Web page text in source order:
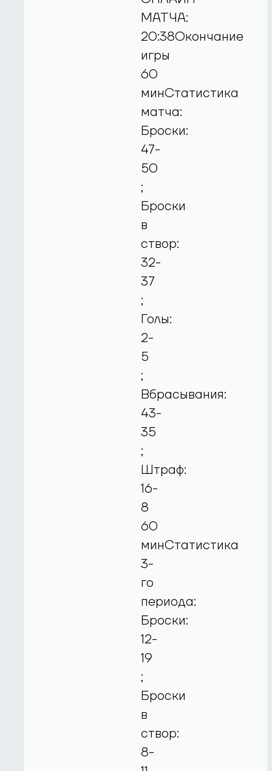
МАТЧА:
20:38Окончание
игры
60
минСтатистика
матча:
Броски:
47-
50
;
Броски
в
створ:
32-
37
;
Голы:
2-
5
;
Вбрасывания:
43-
35
;
Штраф:
16-
8
60
минСтатистика
3-
го
периода:
Броски:
12-
19
;
Броски
в
створ:
8-